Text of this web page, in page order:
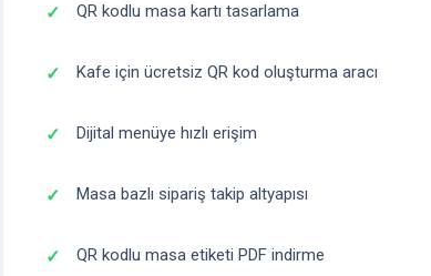
QR kodlu masa kartı tasarlama
Kafe için ücretsiz QR kod oluşturma aracı
Dijital menüye hızlı erişim
Masa bazlı sipariş takip altyapısı
QR kodlu masa etiketi PDF indirme